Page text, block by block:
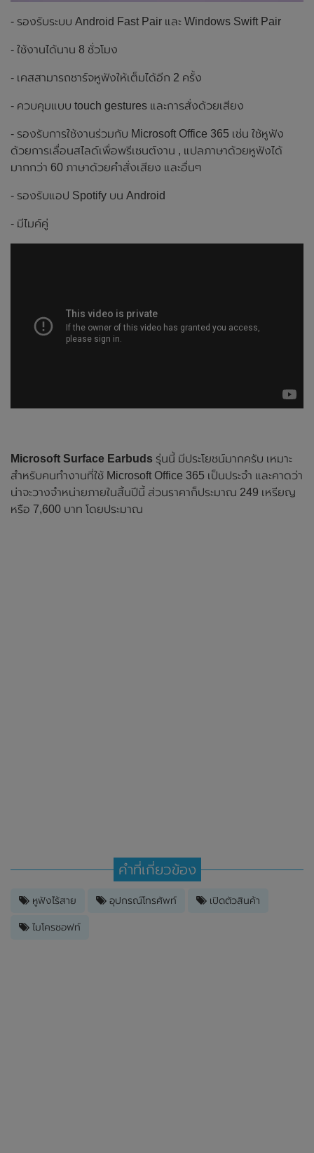
- รองรับระบบ Android Fast Pair และ Windows Swift Pair
- ใช้งานได้นาน 8 ชั่วโมง
- เคสสามารถชาร์จหูฟังให้เต็มได้อีก 2 ครั้ง
- ควบคุมแบบ touch gestures และการสั่งด้วยเสียง
- รองรับการใช้งานร่วมกับ Microsoft Office 365 เช่น ใช้หูฟัง
ด้วยการเลื่อนสไลด์เพื่อพรีเซนต์งาน , แปลภาษาด้วยหูฟังได้
มากกว่า 60 ภาษาด้วยคำสั่งเสียง และอื่นๆ
- รองรับแอป Spotify บน Android
- มีไมค์คู่
Microsoft Surface Earbuds รุ่นนี้ มีประโยชน์มากครับ เหมาะ
สำหรับคนทำงานที่ใช้ Microsoft Office 365 เป็นประจำ และคาดว่า
น่าจะวางจำหน่ายภายในสิ้นปีนี้ ส่วนราคาก็ประมาณ 249 เหรียญ
หรือ 7,600 บาท โดยประมาณ
คำที่เกี่ยวข้อง
หูฟังไร้สาย อุปกรณ์โทรศัพท์ เปิดตัวสินค้า
ไมโครซอฟท์